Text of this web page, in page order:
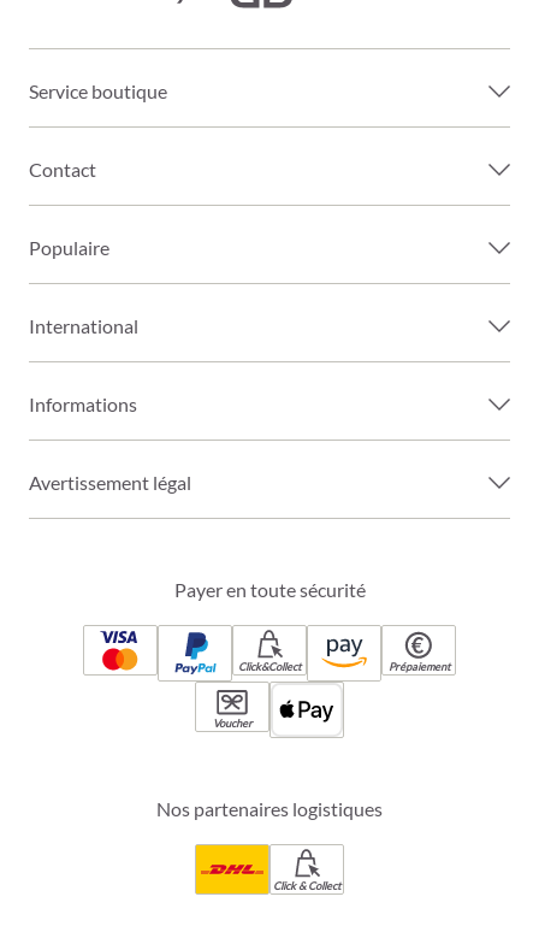
Service boutique
Contact
Populaire
International
Informations
Avertissement légal
Payer en toute sécurité
Click&Collect Prépaiement
Voucher
Nos partenaires logistiques
Click & Collect